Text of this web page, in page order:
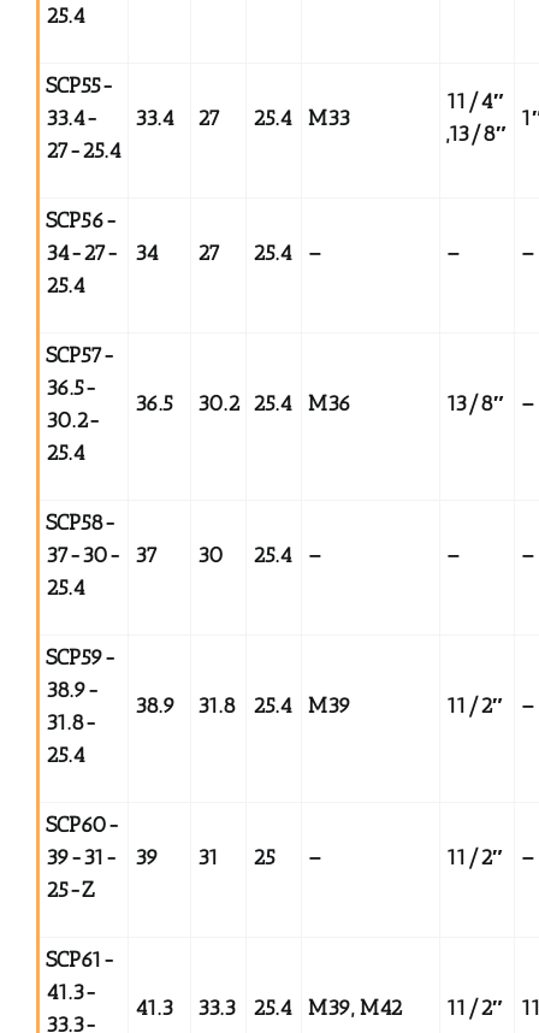
25.4
SCP55-
33.4-
27-25.4
33.4 27 25.4 M33
11/4″
,13/8″
1
SCP56-
34-27-
25.4
34 27 25.4 – – –
SCP57-
36.5-
30.2-
25.4
36.5 30.2 25.4 M36 13/8″ –
SCP58-
37-30-
25.4
37 30 25.4 – – –
SCP59-
38.9-
31.8-
25.4
38.9 31.8 25.4 M39 11/2″ –
SCP60-
39-31-
25-Z
39 31 25 – 11/2″ –
SCP61-
41.3-
33.3-
41.3 33.3 25.4 M39, M42 11/2″